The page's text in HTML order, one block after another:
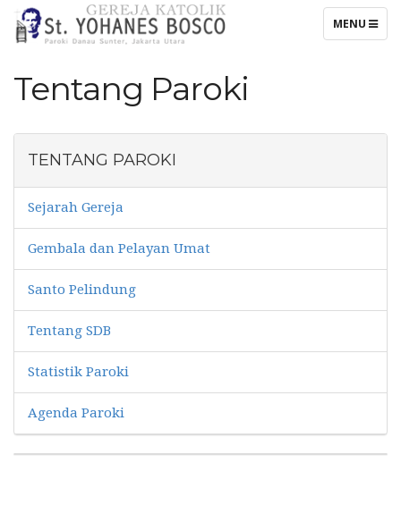
TOGGLE
MENU
Tentang Paroki
TENTANG PAROKI
Sejarah Gereja
Gembala dan Pelayan Umat
Santo Pelindung
Tentang SDB
Statistik Paroki
Agenda Paroki